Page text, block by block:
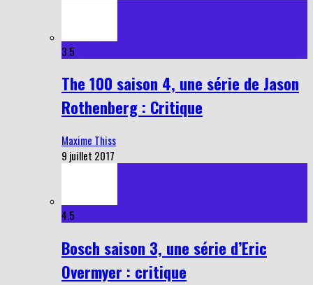
3.5
The 100 saison 4, une série de Jason
Rothenberg : Critique
Maxime Thiss
9 juillet 2017
4.5
Bosch saison 3, une série d’Eric
Overmyer : critique